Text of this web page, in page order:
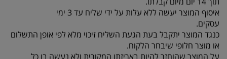
איסוף המוצר יעשה ללא עלות על ידי שליח עד 3 ימי
עסקים.
כנגד המוצר יתקבל בעת הגעת השליח זיכוי מלא לפי אופן התשלום
או מוצר חלופי שיבחר הלקוח.
על המוצר שהוחזר להיות באריזתו המקורית ולא נעשה בו כל